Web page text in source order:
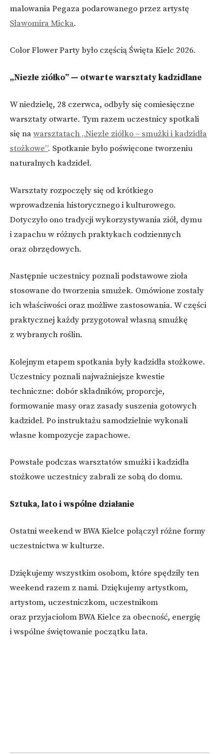
malowania Pegaza podarowanego przez artystę
Sławomira Micka.
Color Flower Party było częścią Święta Kielc 2026.
„Niezłe ziółko” — otwarte warsztaty kadzidlane
W niedzielę, 28 czerwca, odbyły się comiesięczne
warsztaty otwarte. Tym razem uczestnicy spotkali
się nawarsztatach „Niezłe ziółko – smużki i kadzidła
stożkowe”. Spotkanie było poświęcone tworzeniu
naturalnych kadzideł.
Warsztaty rozpoczęły się od krótkiego
wprowadzenia historycznego i kulturowego.
Dotyczyło ono tradycji wykorzystywania ziół, dymu
i zapachu w różnych praktykach codziennych
oraz obrzędowych.
Następnie uczestnicy poznali podstawowe zioła
stosowane do tworzenia smużek. Omówione zostały
ich właściwości oraz możliwe zastosowania. W części
praktycznej każdy przygotował własną smużkę
z wybranych roślin.
Kolejnym etapem spotkania były kadzidła stożkowe.
Uczestnicy poznali najważniejsze kwestie
techniczne: dobór składników, proporcje,
formowanie masy oraz zasady suszenia gotowych
kadzideł. Po instruktażu samodzielnie wykonali
własne kompozycje zapachowe.
Powstałe podczas warsztatów smużki i kadzidła
stożkowe uczestnicy zabrali ze sobą do domu.
Sztuka, lato i wspólne działanie
Ostatni weekend w BWA Kielce połączył różne formy
uczestnictwa w kulturze.
Dziękujemy wszystkim osobom, które spędziły ten
weekend razem z nami. Dziękujemy artystkom,
artystom, uczestniczkom, uczestnikom
oraz przyjaciołom BWA Kielce za obecność, energię
i wspólne świętowanie początku lata.